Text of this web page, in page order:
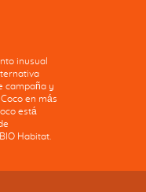
inusual
campaña y
en más
está
Habitat.